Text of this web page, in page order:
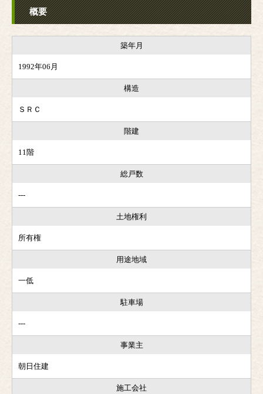
概要
築年月
1992年06月
構造
ＳＲＣ
階建
11階
総戸数
---
土地権利
所有権
用途地域
一低
駐車場
---
事業主
朝日住建
施工会社